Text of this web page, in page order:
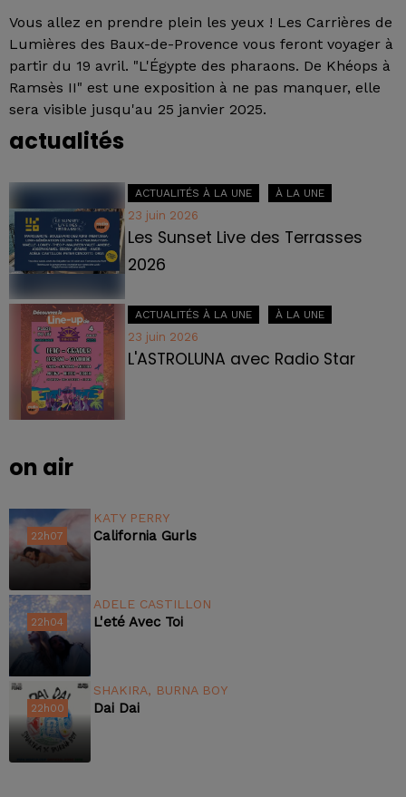
Vous allez en prendre plein les yeux ! Les Carrières de
Lumières des Baux-de-Provence vous feront voyager à
partir du 19 avril. "L'Égypte des pharaons. De Khéops à
Ramsès II" est une exposition à ne pas manquer, elle
sera visible jusqu'au 25 janvier 2025.
actualités
ACTUALITÉS À LA UNE À LA UNE
23 juin 2026
Les Sunset Live des Terrasses
2026
ACTUALITÉS À LA UNE À LA UNE
23 juin 2026
L'ASTROLUNA avec Radio Star
on air
22h07
22h07
KATY PERRY
California Gurls
22h04
22h04
ADELE CASTILLON
L'eté Avec Toi
22h00
22h00
SHAKIRA, BURNA BOY
Dai Dai